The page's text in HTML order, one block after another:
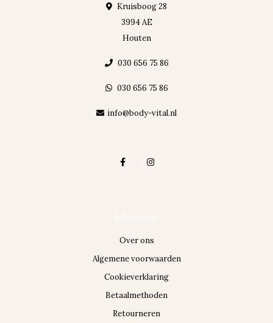
Kruisboog 28
3994 AE
Houten
030 656 75 86
030 656 75 86
info@body-vital.nl
Over ons
Algemene voorwaarden
Cookieverklaring
Betaalmethoden
Retourneren